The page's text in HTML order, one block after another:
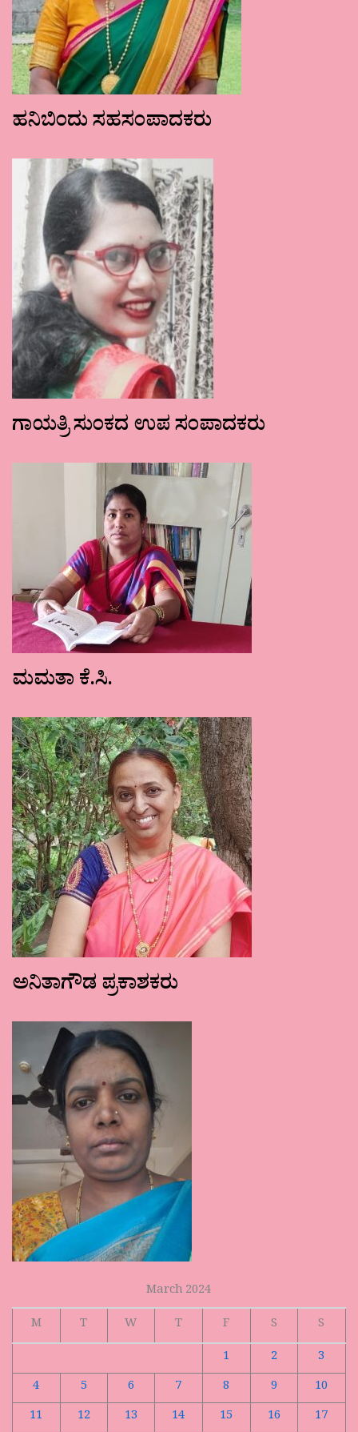
ಹನಿಬಿಂದು ಸಹಸಂಪಾದಕರು
ಗಾಯತ್ರಿ ಸುಂಕದ ಉಪ ಸಂಪಾದಕರು
ಮಮತಾ ಕೆ.ಸಿ.
ಅನಿತಾಗೌಡ ಪ್ರಕಾಶಕರು
March 2024
M
T W T F S
S
1
2
3
4
5 6 7 8 9
10
11
12 13 14 15 16
17